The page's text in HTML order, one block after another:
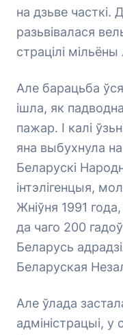
на дзьве часткі.
разьвівалася
страцілі
Але барацьба
ішла, як
пажар. І калі
яна выбухнула
Беларускі
інтэлігенцыя,
Жніўня 1991
да чаго 200
Беларусь
Беларуская
Але ўлада
адміністрацыі,